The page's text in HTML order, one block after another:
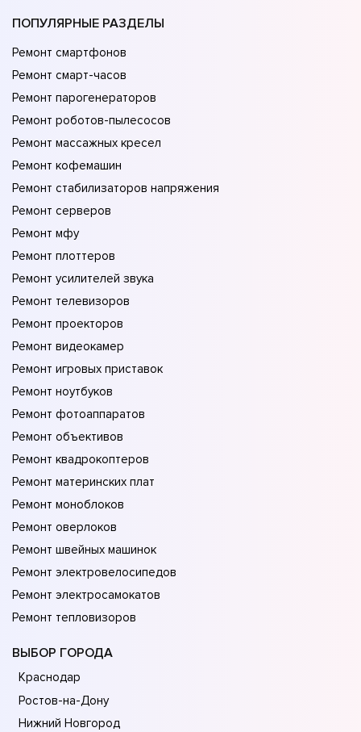
ПОПУЛЯРНЫЕ РАЗДЕЛЫ
Ремонт смартфонов
Ремонт смарт-часов
Ремонт парогенераторов
Ремонт роботов-пылесосов
Ремонт массажных кресел
Ремонт кофемашин
Ремонт стабилизаторов напряжения
Ремонт серверов
Ремонт мфу
Ремонт плоттеров
Ремонт усилителей звука
Ремонт телевизоров
Ремонт проекторов
Ремонт видеокамер
Ремонт игровых приставок
Ремонт ноутбуков
Ремонт фотоаппаратов
Ремонт объективов
Ремонт квадрокоптеров
Ремонт материнских плат
Ремонт моноблоков
Ремонт оверлоков
Ремонт швейных машинок
Ремонт электровелосипедов
Ремонт электросамокатов
Ремонт тепловизоров
ВЫБОР ГОРОДА
Краснодар
Ростов-на-Дону
Нижний Новгород